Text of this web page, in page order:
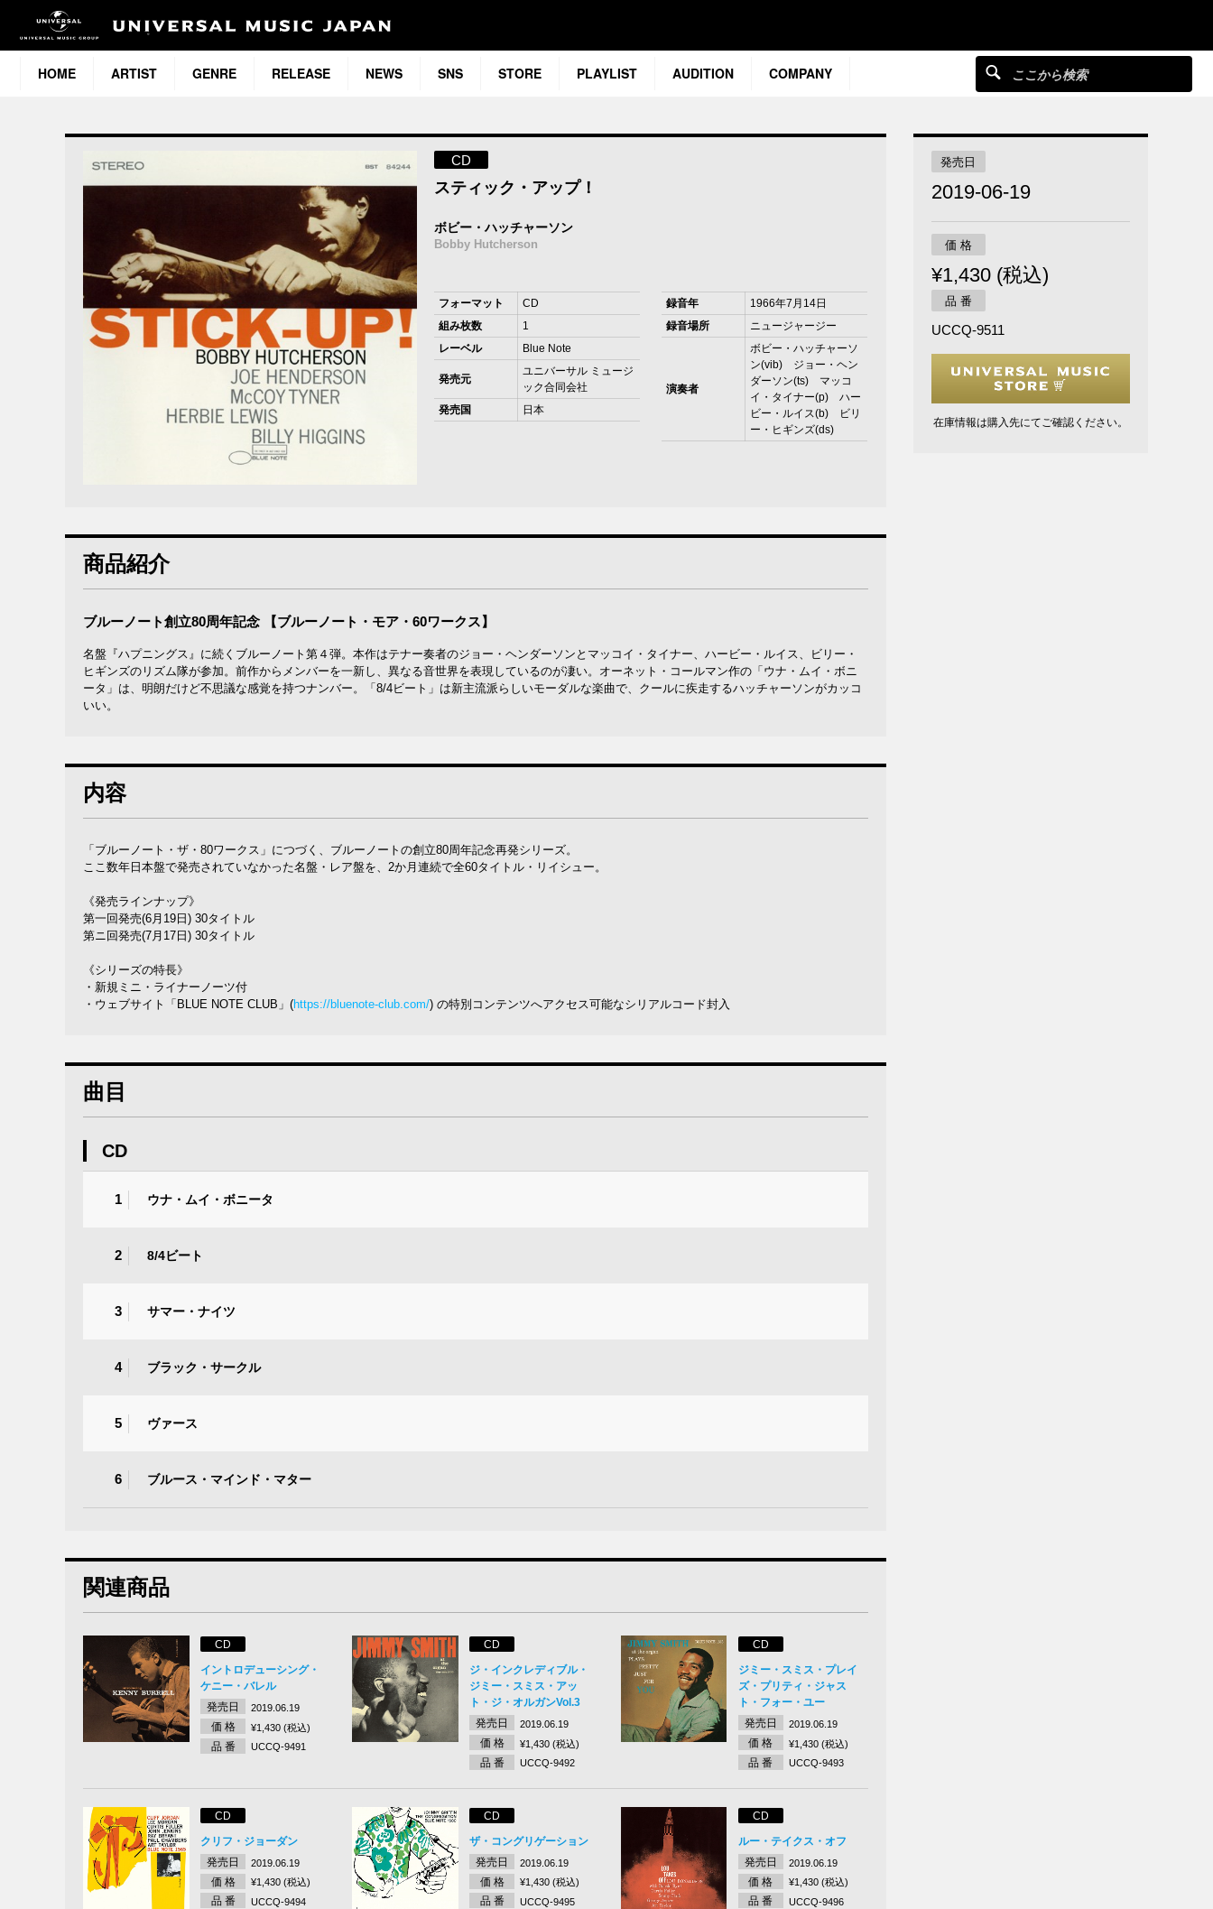
HOME ARTIST GENRE RELEASE NEWS SNS STORE PLAYLIST AUDITION COMPANY
CD
スティック・アップ！
ボビー・ハッチャーソン
Bobby Hutcherson
フォーマット
CD
組み枚数
1
レーベル
Blue Note
発売元
ユニバーサル ミュージ
ック合同会社
発売国
日本
録音年
1966年7月14日
録音場所
ニュージャージー
演奏者
ボビー・ハッチャーソ
ン(vib) ジョー・ヘン
ダーソン(ts) マッコ
イ・タイナー(p) ハー
ビー・ルイス(b) ビリ
ー・ヒギンズ(ds)
商品紹介
ブルーノート創立80周年記念 【ブルーノート・モア・60ワークス】
名盤『ハプニングス』に続くブルーノート第４弾。本作はテナー奏者のジョー・ヘンダーソンとマッコイ・タイナー、ハービー・ルイス、ビリー・
ヒギンズのリズム隊が参加。前作からメンバーを一新し、異なる音世界を表現しているのが凄い。オーネット・コールマン作の「ウナ・ムイ・ボニ
ータ」は、明朗だけど不思議な感覚を持つナンバー。「8/4ビート」は新主流派らしいモーダルな楽曲で、クールに疾走するハッチャーソンがカッコ
いい。
内容
「ブルーノート・ザ・80ワークス」につづく、ブルーノートの創立80周年記念再発シリーズ。
ここ数年日本盤で発売されていなかった名盤・レア盤を、2か月連続で全60タイトル・リイシュー。
《発売ラインナップ》
第一回発売(6月19日) 30タイトル
第ニ回発売(7月17日) 30タイトル
《シリーズの特長》
・新規ミニ・ライナーノーツ付
・ウェブサイト「BLUE NOTE CLUB」(https://bluenote-club.com/) の特別コンテンツへアクセス可能なシリアルコード封入
曲目
CD
1 ウナ・ムイ・ボニータ
2 8/4ビート
3 サマー・ナイツ
4 ブラック・サークル
5 ヴァース
6 ブルース・マインド・マター
関連商品
CD
イントロデューシング・
ケニー・バレル
発売日
2019.06.19
価 格 ¥1,430 (税込)
品 番 UCCQ-9491
CD
ジ・インクレディブル・
ジミー・スミス・アッ
ト・ジ・オルガンVol.3
発売日
2019.06.19
価 格 ¥1,430 (税込)
品 番 UCCQ-9492
CD
ジミー・スミス・プレイ
ズ・プリティ・ジャス
ト・フォー・ユー
発売日
2019.06.19
価 格 ¥1,430 (税込)
品 番 UCCQ-9493
CD
クリフ・ジョーダン
発売日
2019.06.19
価 格 ¥1,430 (税込)
品 番 UCCQ-9494
CD
ザ・コングリゲーション
発売日
2019.06.19
価 格 ¥1,430 (税込)
品 番 UCCQ-9495
CD
ルー・テイクス・オフ
発売日
2019.06.19
価 格 ¥1,430 (税込)
品 番 UCCQ-9496
発売日
2019-06-19
価 格
¥1,430 (税込)
品 番
UCCQ-9511
在庫情報は購入先にてご確認ください。